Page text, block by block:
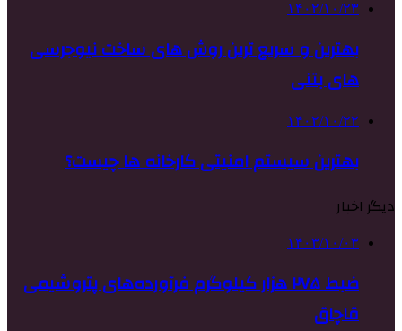
۱۴۰۲/۱۰/۲۳
بهترین و سریع ترین روش های ساخت نیوجرسی
های بتنی
۱۴۰۲/۱۰/۲۲
بهترین سیستم امنیتی کارخانه ها چیست؟
دیگر اخبار
۱۴۰۳/۱۰/۰۳
ضبط ۲۷۵ هزار کیلوگرم فرآورده‌های پتروشیمی
قاچاق